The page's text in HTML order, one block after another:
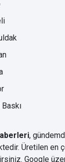
,
Üretilen en
Google